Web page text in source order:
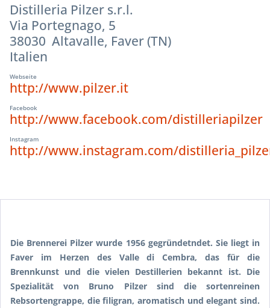
Distilleria Pilzer s.r.l.
Via Portegnago, 5
38030 Altavalle, Faver (TN)
Italien
Webseite
http://www.pilzer.it
Facebook
http://www.facebook.com/distilleriapilzer
Instagram
http://www.instagram.com/
Die Brennerei Pilzer wurde 1956 gegründetndet. Sie liegt in
Faver im Herzen des Valle di Cembra, das für die
Brennkunst und die vielen Destillerien bekannt ist. Die
Spezialität von Bruno Pilzer sind die sortenreinen
Rebsortengrappe, die filigran, aromatisch und elegant sind.